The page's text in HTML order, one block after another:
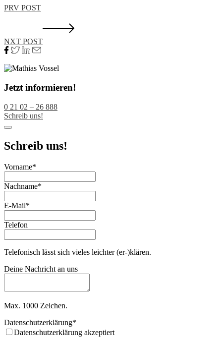
PRV POST
NXT POST
Jetzt informieren!
0 21 02 – 26 888
Schreib uns!
Schreib uns!
Phone
Vorname*
Nachname*
E-Mail*
Telefon
Telefonisch lässt sich vieles leichter (er-)klären.
Deine Nachricht an uns
Max. 1000 Zeichen.
Datenschutzerklärung*
Datenschutzerklärung akzeptiert